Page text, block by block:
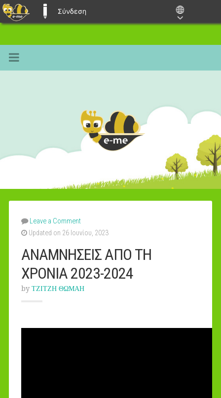
E-ME BLOGS
Σύνδεση
Leave a Comment
Updated on 26 Ιουνίου, 2023
ΑΝΑΜΝΗΣΕΙΣ ΑΠΟ ΤΗ
ΧΡΟΝΙΑ 2023-2024
by ΤΖΙΤΖΗ ΘΩΜΑΗ